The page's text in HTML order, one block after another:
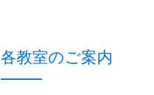
各教室のご案内